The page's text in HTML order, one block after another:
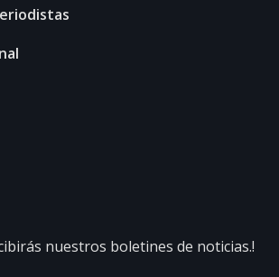
nuestros boletines de noticias.!